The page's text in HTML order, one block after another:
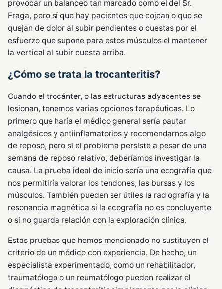
provocar un balanceo tan marcado como el del Sr.
Fraga, pero sí que hay pacientes que cojean o que se
quejan de dolor al subir pendientes o cuestas por el
esfuerzo que supone para estos músculos el mantener
la vertical al subir cuesta arriba.
¿Cómo se trata la trocanteritis?
Cuando el trocánter, o las estructuras adyacentes se
lesionan, tenemos varias opciones terapéuticas. Lo
primero que haría el médico general sería pautar
analgésicos y antiinflamatorios y recomendarnos algo
de reposo, pero si el problema persiste a pesar de una
semana de reposo relativo, deberíamos investigar la
causa. La prueba ideal de inicio sería una ecografía que
nos permitiría valorar los tendones, las bursas y los
músculos. También pueden ser útiles la radiografía y la
resonancia magnética si la ecografía no es concluyente
o si no guarda relación con la exploración clínica.
Estas pruebas que hemos mencionado no sustituyen el
criterio de un médico con experiencia. De hecho, un
especialista experimentado, como un rehabilitador,
traumatólogo o un reumatólogo pueden realizar el